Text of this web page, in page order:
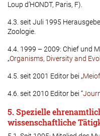
Loup d’HONDT, Paris, F).
4.3. seit Juli 1995
Zoologie.
4.4. 1999 – 2009: Chief und
„Organisms, Diversity and
4.5. seit 2001 Editor bei „
4.6. seit 2010 Editor bei “
5. Spezielle
wissenschaftliche